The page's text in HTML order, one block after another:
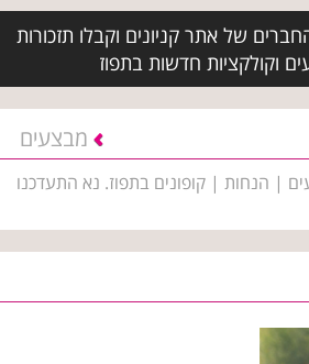
של אתר קניונים וקבלו תזכורות
וקולקציות חדשות בתפוז
מבצעים
| הנחות | קופונים בתפוז. נא התעדכנו